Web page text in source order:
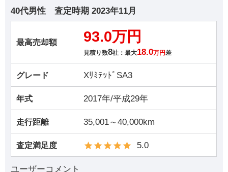
40代男性 査定時期 2023年11月
最高売却額 93.0万円
見積り数8社：最大18.0万円差
グレード XﾘﾐﾃｯﾄﾞSA3
年式 2017年/平成29年
走行距離 35,001～40,000km
査定満足度 5.0
ユーザーコメント